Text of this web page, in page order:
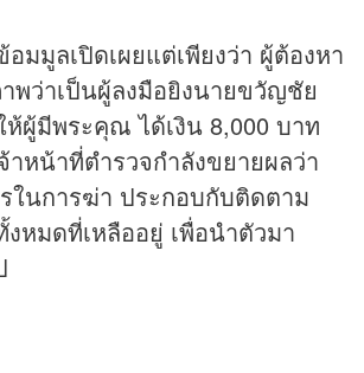
มมูลเปิดเผยแต่เพียงว่า ผู้ต้องหา
พว่าเป็นผู้ลงมือยิงนายขวัญชัย
ห้ผู้มีพระคุณ ได้เงิน 8,000 บาท
หน้าที่ตำรวจกำลังขยายผลว่า
ในการฆ่า ประกอบกับติดตาม
หมดที่เหลืออยู่ เพื่อนำตัวมา